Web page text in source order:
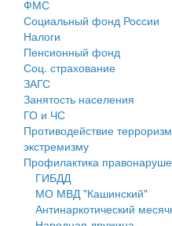
Антимонопольный
Противодействие коррупции
Муниципальные программы
Контрольно-счетная палата
Персональные данные
Оценка регулирующего
Деятельность МУ
Нормативы
Правила
ФМС
Социальный фонд России
Налоги
Пенсионный фонд
Соц. страхование
ЗАГС
Занятость населения
ГО и ЧС
Противодействие
экстремизму
Профилактика
ГИБДД
МО МВД "Кашинский"
Антинаркотический